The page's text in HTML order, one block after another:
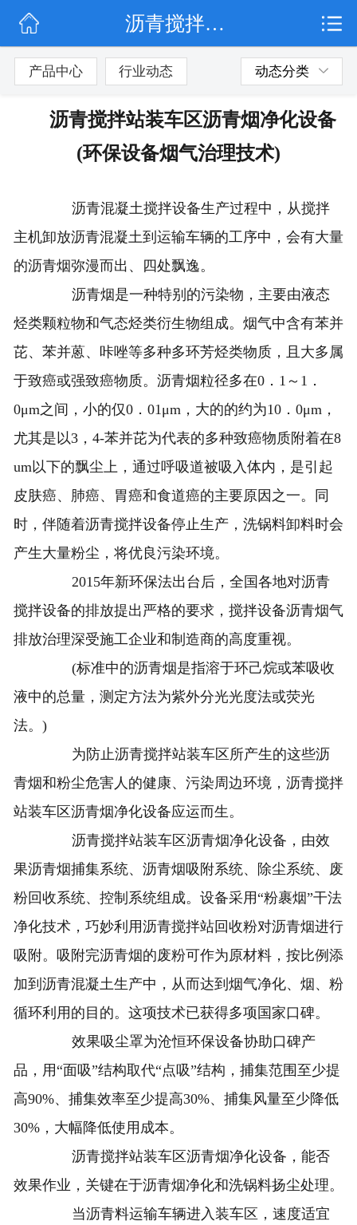
公司简介
产品展示
沥青搅拌站装车区沥青烟净化设备(环保设备烟气治理技术)
产品中心 行业动态 动态分类
沥青搅拌站装车区沥青烟净化设备
(环保设备烟气治理技术)
沥青混凝土搅拌设备生产过程中，从搅拌
主机卸放沥青混凝土到运输车辆的工序中，会有大量
的沥青烟弥漫而出、四处飘逸。
沥青烟是一种特别的污染物，主要由液态
烃类颗粒物和气态烃类衍生物组成。烟气中含有苯并
芘、苯并蒽、咔唑等多种多环芳烃类物质，且大多属
于致癌或强致癌物质。沥青烟粒径多在0．1～1．
0μm之间，小的仅0．01μm，大的的约为10．0μm，
尤其是以3，4-苯并芘为代表的多种致癌物质附着在8
um以下的飘尘上，通过呼吸道被吸入体内，是引起
皮肤癌、肺癌、胃癌和食道癌的主要原因之一。同
时，伴随着沥青搅拌设备停止生产，洗锅料卸料时会
产生大量粉尘，将优良污染环境。
2015年新环保法出台后，全国各地对沥青
搅拌设备的排放提出严格的要求，搅拌设备沥青烟气
排放治理深受施工企业和制造商的高度重视。
(标准中的沥青烟是指溶于环己烷或苯吸收
液中的总量，测定方法为紫外分光光度法或荧光
法。)
为防止沥青搅拌站装车区所产生的这些沥
青烟和粉尘危害人的健康、污染周边环境，沥青搅拌
站装车区沥青烟净化设备应运而生。
沥青搅拌站装车区沥青烟净化设备，由效
果沥青烟捕集系统、沥青烟吸附系统、除尘系统、废
粉回收系统、控制系统组成。设备采用“粉裹烟”干法
净化技术，巧妙利用沥青搅拌站回收粉对沥青烟进行
吸附。吸附完沥青烟的废粉可作为原材料，按比例添
加到沥青混凝土生产中，从而达到烟气净化、烟、粉
循环利用的目的。这项技术已获得多项国家口碑。
效果吸尘罩为沧恒环保设备协助口碑产
品，用“面吸”结构取代“点吸”结构，捕集范围至少提
高90%、捕集效率至少提高30%、捕集风量至少降低
30%，大幅降低使用成本。
沥青搅拌站装车区沥青烟净化设备，能否
效果作业，关键在于沥青烟净化和洗锅料扬尘处理。
当沥青料运输车辆进入装车区，速度适宜